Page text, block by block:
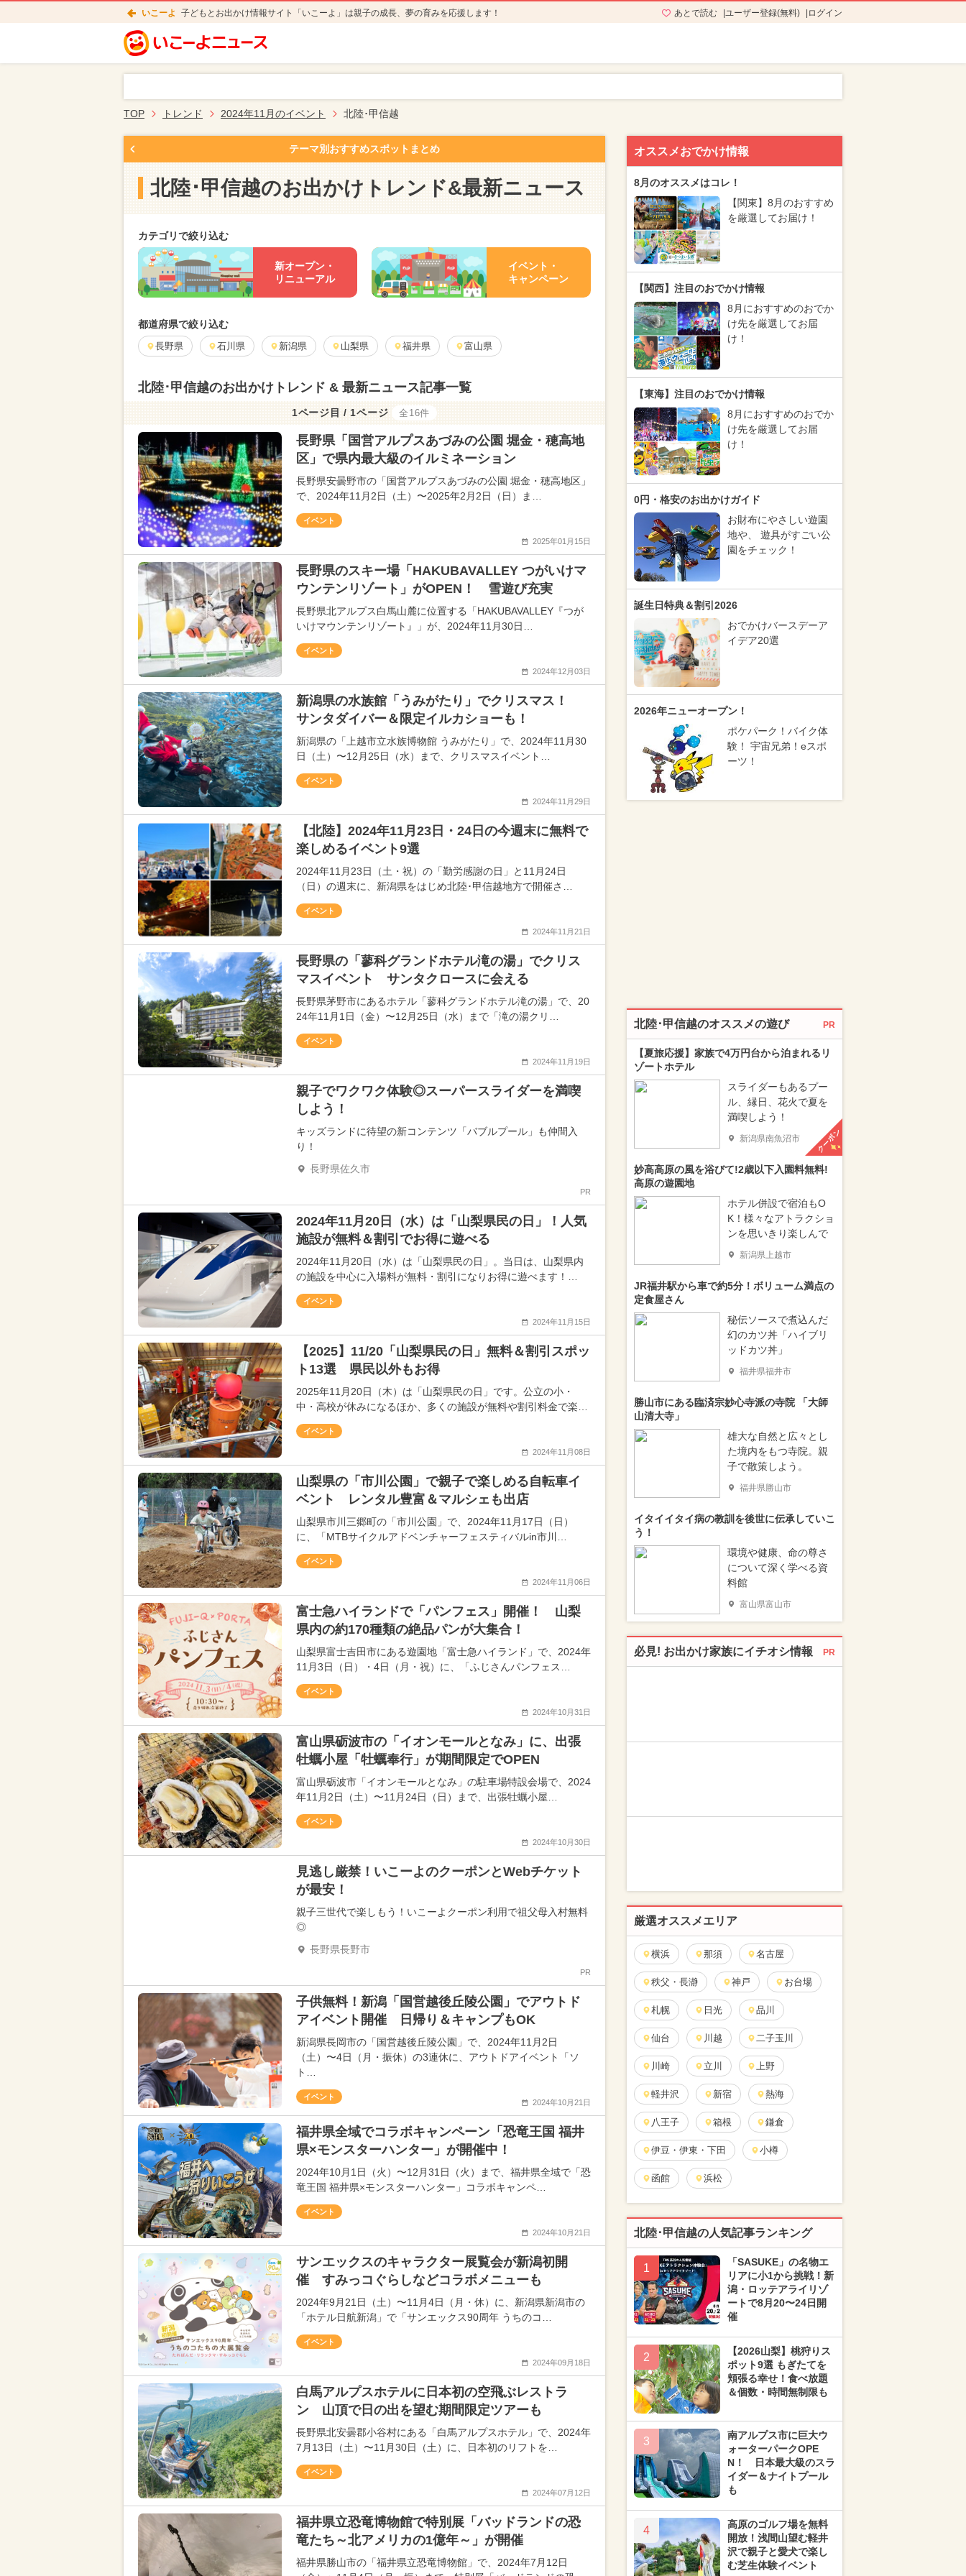
いこーよ 子どもとお出かけ情報サイト「いこーよ」は親子の成長、夢の育みを応援します！ あとで読む ユーザー登録(無料) ログイン
TOP トレンド 2024年11月のイベント 北陸･甲信越
テーマ別おすすめスポットまとめ
北陸･甲信越のお出かけトレンド&最新ニュース
カテゴリで絞り込む
新オープン・
リニューアル
イベント・
キャンペーン
都道府県で絞り込む
長野県 石川県 新潟県 山梨県 福井県 富山県
北陸･甲信越のお出かけトレンド & 最新ニュース記事一覧
1ページ目 / 1ページ 全16件
長野県「国営アルプスあづみの公園 堀金・穂高地
区」で県内最大級のイルミネーション
長野県安曇野市の「国営アルプスあづみの公園 堀金・穂高地区」
で、2024年11月2日（土）〜2025年2月2日（日）ま…
イベント
2025年01月15日
長野県のスキー場「HAKUBAVALLEY つがいけマ
ウンテンリゾート」がOPEN！ 雪遊び充実
長野県北アルプス白馬山麓に位置する「HAKUBAVALLEY『つが
いけマウンテンリゾート』」が、2024年11月30日…
イベント
2024年12月03日
新潟県の水族館「うみがたり」でクリスマス！
サンタダイバー＆限定イルカショーも！
新潟県の「上越市立水族博物館 うみがたり」で、2024年11月30
日（土）〜12月25日（水）まで、クリスマスイベント…
イベント
2024年11月29日
【北陸】2024年11月23日・24日の今週末に無料で
楽しめるイベント9選
2024年11月23日（土・祝）の「勤労感謝の日」と11月24日
（日）の週末に、新潟県をはじめ北陸･甲信越地方で開催さ…
イベント
2024年11月21日
長野県の「蓼科グランドホテル滝の湯」でクリス
マスイベント サンタクロースに会える
長野県茅野市にあるホテル「蓼科グランドホテル滝の湯」で、20
24年11月1日（金）〜12月25日（水）まで「滝の湯クリ…
イベント
2024年11月19日
親子でワクワク体験◎スーパースライダーを満喫
しよう！
キッズランドに待望の新コンテンツ「バブルプール」も仲間入
り！
長野県佐久市
PR
2024年11月20日（水）は「山梨県民の日」！人気
施設が無料＆割引でお得に遊べる
2024年11月20日（水）は「山梨県民の日」。当日は、山梨県内
の施設を中心に入場料が無料・割引になりお得に遊べます！…
イベント
2024年11月15日
【2025】11/20「山梨県民の日」無料＆割引スポッ
ト13選 県民以外もお得
2025年11月20日（木）は「山梨県民の日」です。公立の小・
中・高校が休みになるほか、多くの施設が無料や割引料金で楽…
イベント
2024年11月08日
山梨県の「市川公園」で親子で楽しめる自転車イ
ベント レンタル豊富＆マルシェも出店
山梨県市川三郷町の「市川公園」で、2024年11月17日（日）
に、「MTBサイクルアドベンチャーフェスティバルin市川…
イベント
2024年11月06日
富士急ハイランドで「パンフェス」開催！ 山梨
県内の約170種類の絶品パンが大集合！
山梨県富士吉田市にある遊園地「富士急ハイランド」で、2024年
11月3日（日）・4日（月・祝）に、「ふじさんパンフェス…
イベント
2024年10月31日
富山県砺波市の「イオンモールとなみ」に、出張
牡蠣小屋「牡蠣奉行」が期間限定でOPEN
富山県砺波市「イオンモールとなみ」の駐車場特設会場で、2024
年11月2日（土）〜11月24日（日）まで、出張牡蠣小屋…
イベント
2024年10月30日
見逃し厳禁！いこーよのクーポンとWebチケット
が最安！
親子三世代で楽しもう！いこーよクーポン利用で祖父母入村無料
◎
長野県長野市
PR
子供無料！新潟「国営越後丘陵公園」でアウトド
アイベント開催 日帰り＆キャンプもOK
新潟県長岡市の「国営越後丘陵公園」で、2024年11月2日
（土）〜4日（月・振休）の3連休に、アウトドアイベント「ソ
ト…
イベント
2024年10月21日
福井県全域でコラボキャンペーン「恐竜王国 福井
県×モンスターハンター」が開催中！
2024年10月1日（火）〜12月31日（火）まで、福井県全域で「恐
竜王国 福井県×モンスターハンター」コラボキャンペ…
イベント
2024年10月21日
サンエックスのキャラクター展覧会が新潟初開
催 すみっコぐらしなどコラボメニューも
2024年9月21日（土）〜11月4日（月・休）に、新潟県新潟市の
「ホテル日航新潟」で「サンエックス90周年 うちのコ…
イベント
2024年09月18日
白馬アルプスホテルに日本初の空飛ぶレストラ
ン 山頂で日の出を望む期間限定ツアーも
長野県北安曇郡小谷村にある「白馬アルプスホテル」で、2024年
7月13日（土）〜11月30日（土）に、日本初のリフトを…
イベント
2024年07月12日
福井県立恐竜博物館で特別展「バッドランドの恐
竜たち～北アメリカの1億年～」が開催
福井県勝山市の「福井県立恐竜博物館」で、2024年7月12日
オススメおでかけ情報
8月のオススメはコレ！
【関東】8月のおすすめ
を厳選してお届け！
【関西】注目のおでかけ情報
8月におすすめのおでか
け先を厳選してお届
け！
【東海】注目のおでかけ情報
8月におすすめのおでか
け先を厳選してお届
け！
0円・格安のお出かけガイド
お財布にやさしい遊園
地や、 遊具がすごい公
園をチェック！
誕生日特典＆割引2026
おでかけバースデーア
イデア20選
2026年ニューオープン！
ポケパーク！バイク体
験！ 宇宙兄弟！eスポ
ーツ！
北陸･甲信越のオススメの遊び PR
【夏旅応援】家族で4万円台から泊まれるリ
ゾートホテル
スライダーもあるプー
ル、縁日、花火で夏を
満喫しよう！
新潟県南魚沼市 クーポン
妙高高原の風を浴びて!2歳以下入園料無料!
高原の遊園地
ホテル併設で宿泊もO
K！様々なアトラクショ
ンを思いきり楽しんで
新潟県上越市
JR福井駅から車で約5分！ボリューム満点の
定食屋さん
秘伝ソースで煮込んだ
幻のカツ丼「ハイブリ
ッドカツ丼」
福井県福井市
勝山市にある臨済宗妙心寺派の寺院 「大師
山清大寺」
雄大な自然と広々とし
た境内をもつ寺院。親
子で散策しよう。
福井県勝山市
イタイイタイ病の教訓を後世に伝承していこ
う！
環境や健康、命の尊さ
について深く学べる資
料館
富山県富山市
必見! お出かけ家族にイチオシ情報 PR
厳選オススメエリア
横浜 那須 名古屋
秩父・長瀞 神戸 お台場
札幌 日光 品川
仙台 川越 二子玉川
川崎 立川 上野
軽井沢 新宿 熱海
八王子 箱根 鎌倉
伊豆・伊東・下田 小樽
函館 浜松
北陸･甲信越の人気記事ランキング
1
「SASUKE」の名物エ
リアに小1から挑戦！新
潟・ロッテアライリゾ
ートで8月20〜24日開
催
2
【2026山梨】桃狩りス
ポット9選 もぎたてを
頬張る幸せ！食べ放題
＆個数・時間無制限も
3
南アルプス市に巨大ウ
ォーターパークOPE
N！ 日本最大級のスラ
イダー＆ナイトプール
も
4
高原のゴルフ場を無料
開放！浅間山望む軽井
沢で親子と愛犬で楽し
む芝生体験イベント